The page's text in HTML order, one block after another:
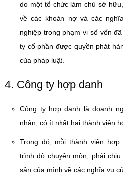
do một tổ chức làm chủ sở
về các khoản nợ và các
nghiệp trong phạm vi số vốn
ty cổ phần được quyền phát
của pháp luật.
4. Công ty hợp danh
Công ty hợp danh là doanh
nhân, có ít nhất hai thành viên
Trong đó, mỗi thành viên hợp
trình độ chuyên môn, phải
sản của mình về các nghĩa vụ